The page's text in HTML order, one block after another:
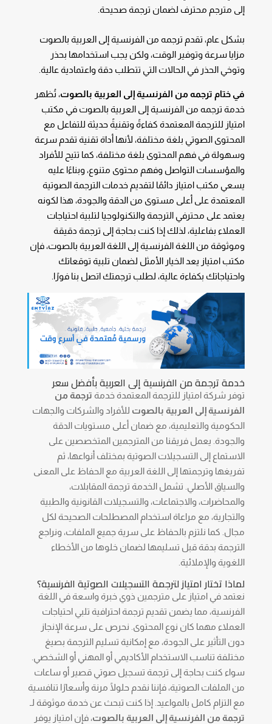
إلى مترجم محترف لضمان ترجمة صحيحة.
بشكل عام، تقدم ترجمه من الفرنسية إلى العربية بالصوت
مزايا سرعة وتوفير الوقت، ولكن يجب استخدامها بحذر
وتوخي الحذر في الحالات التي تتطلب دقة واعتمادية عالية.
في ختام ترجمه من الفرنسية إلى العربية بالصوت، تُظهر
خدمة ترجمه من الفرنسية إلى العربية بالصوت في مكتب
امتياز للترجمة المعتمدة كفاءةً وتقنيةً حديثة للتفاعل مع
المحتوى الصوتي بلغة مختلفة، لأنها أداة تقنية تقدم سرعة
وسهولة في فهم المحتوى بلغة مختلفة، كما تتيح للأفراد
والمؤسسات التواصل وفهم محتوى متنوع، وبناءًا عليه
يسعي مكتب امتياز دائمًا لتقديم خدمات الترجمة الصوتية
المعتمدة على أعلى مستوى من الدقة والجودة، هذا لكونه
يعتمد على محترفي الترجمة والتكنولوجيا لتلبية احتياجات
العملاء بفاعلية، لذلك إذا كنت بحاجة إلى ترجمة دقيقة
وموثوقة من اللغة الفرنسية إلى اللغة العربية بالصوت، فإن
مكتب امتياز يعد الخيار الأمثل لضمان تلبية توقعاتك
واحتياجاتك بكفاءة عالية، لطلب ترجمتك اتصل بنا فورًا.
خدمة ترجمة من الفرنسية إلى العربية بأفضل سعر
توفر شركة امتياز للترجمة المعتمدة خدمة ترجمة من
الفرنسية إلى العربية بالصوت للأفراد والشركات والجهات
الحكومية والتعليمية، مع ضمان أعلى مستويات الدقة
والجودة. يعمل فريقنا من المترجمين المتخصصين على
الاستماع إلى التسجيلات الصوتية بمختلف أنواعها، ثم
تفريغها وترجمتها إلى اللغة العربية مع الحفاظ على المعنى
والسياق الأصلي. تشمل الخدمة ترجمة المقابلات،
والمحاضرات، والاجتماعات، والتسجيلات القانونية والطبية
والتجارية، مع مراعاة استخدام المصطلحات الصحيحة لكل
مجال. كما نلتزم بالحفاظ على سرية جميع الملفات، ونراجع
الترجمة بدقة قبل تسليمها لضمان خلوها من الأخطاء
اللغوية والإملائية.
لماذا تختار امتياز لترجمة التسجيلات الصوتية الفرنسية؟
نعتمد في امتياز على مترجمين ذوي خبرة واسعة في اللغة
الفرنسية، مما يضمن تقديم ترجمة احترافية تلبي احتياجات
العملاء مهما كان نوع المحتوى. نحرص على سرعة الإنجاز
دون التأثير على الجودة، مع إمكانية تسليم الترجمة بصيغ
مختلفة تناسب الاستخدام الأكاديمي أو المهني أو الشخصي.
سواء كنت بحاجة إلى ترجمة تسجيل صوتي قصير أو ساعات
من الملفات الصوتية، فإننا نقدم حلولًا مرنة وأسعارًا تنافسية
مع التزام كامل بالمواعيد. إذا كنت تبحث عن خدمة موثوقة لـ
ترجمة من الفرنسية إلى العربية بالصوت، فإن امتياز يوفر